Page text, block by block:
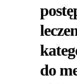
do